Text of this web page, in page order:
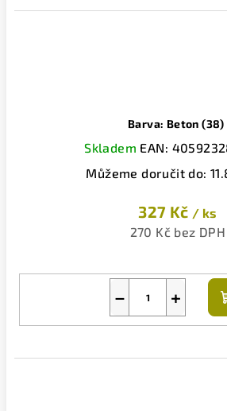
Barva: Beton (38)
Skladem EAN:
Můžeme doručit do:
327 Kč / ks
270 Kč bez DPH
+
−